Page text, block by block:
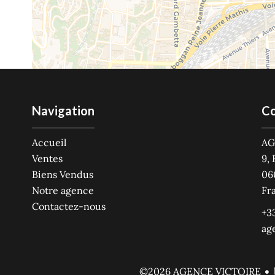
Navigation
Accueil
Ventes
Biens Vendus
Notre agence
Contactez-nous
9,
©2026 AGENCE VICTOIRE